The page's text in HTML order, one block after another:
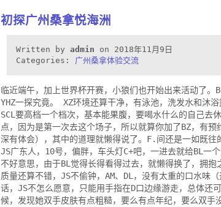
初探广州桑拿悦海洲
Written by admin on 2018年11月9日
Categories: 广州桑拿体验交流
临近端午，加上世界杯开赛，小狼们也开始出来活动了。
YHZ一探究竟。 XZ环境还算干净，有泳池，洗发水和沐
SCL要高档一个档次，基本能果腹，要喝水什么的自己去
点，因为是第一次去这个场子，所以就算你加了BZ，有预
深有体会），其中的道理就懒得说了。F.间还是一如既往
JS广东人，10号，偏胖，车头灯C+吧，一进去就给BL一
不好意思，由于BL觉得长得看得过去，就懒得换了，拥抱
质量还算不错，JS不偷钟，AM、DL，没有太重的口水味
话，JS不怎么愿意，只能用手指在D口边缘游走，总体还
候，发现她双手皮肤有点粗糙，要么有点年纪，要么双手